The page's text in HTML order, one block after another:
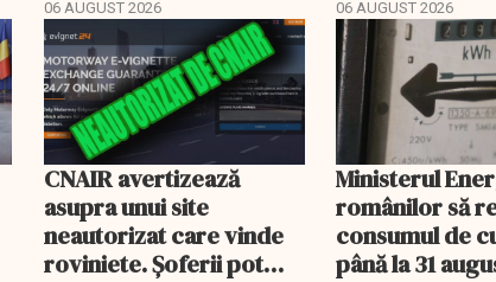
energetic
06 AUGUST 2026
deconectat
06 AUGUST 2026
CNAIR avertizează
asupra unui site
neautorizat care vinde
roviniete. Șoferii pot
Ministerul
românilor să
consumul de
până la 31